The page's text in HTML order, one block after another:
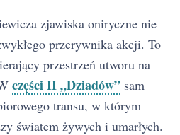
zjawiska oniryczne nie
przerywnika akcji. To
przestrzeń utworu na
części II „Dziadów” sam
transu, w którym
światem żywych i umarłych.